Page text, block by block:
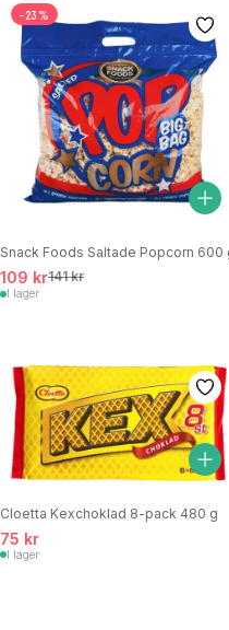
-23%
Snack Foods Saltade Popcorn 600
109 kr141 kr
I lager
Cloetta Kexchoklad 8-pack 480 g
75 kr
I lager